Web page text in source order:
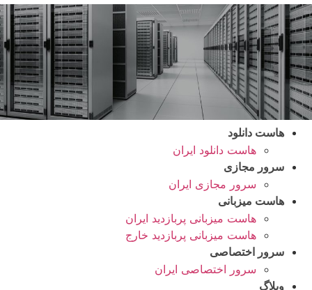
هاست دانلود
هاست دانلود ایران
سرور مجازی
سرور مجازی ایران
هاست میزبانی
هاست میزبانی پربازدید ایران
هاست میزبانی پربازدید خارج
سرور اختصاصی
سرور اختصاصی ایران
وبلاگ